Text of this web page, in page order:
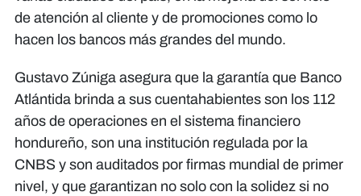
de atención al cliente y de promociones como lo
hacen los bancos más grandes del mundo.
Gustavo Zúniga asegura que la garantía que Banco
Atlántida brinda a sus cuentahabientes son los 112
años de operaciones en el sistema financiero
hondureño, son una institución regulada por la
CNBS y son auditados por firmas mundial de primer
nivel, y que garantizan no solo con la solidez si no